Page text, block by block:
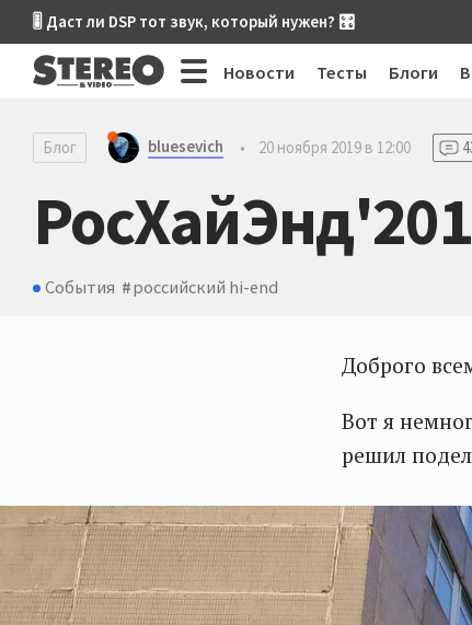
🎚 Даст ли DSP тот звук, который нужен? 🎛
Новости Тесты Блоги
Блог bluesevich • 20 ноября 2019 в 12:00
События российский hi-end
Доброго
Вот я
решил